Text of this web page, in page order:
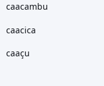
caacambu
caacica
caaçu